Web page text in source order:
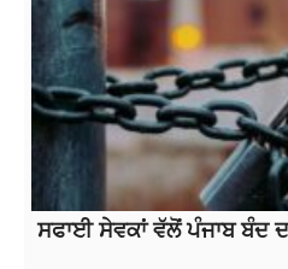
ਸਫਾਈ ਸੇਵਕਾਂ ਵੱਲੋਂ ਪੰਜਾਬ ਬੰਦ